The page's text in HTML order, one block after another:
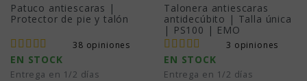
Patuco antiescaras |
Protector de pie y talón
38 opiniones
EN STOCK
Entrega en 1/2 días
Talonera antiescaras
antidecúbito | Talla única
| PS100 | EMO
3 opiniones
EN STOCK
Entrega en 1/2 días